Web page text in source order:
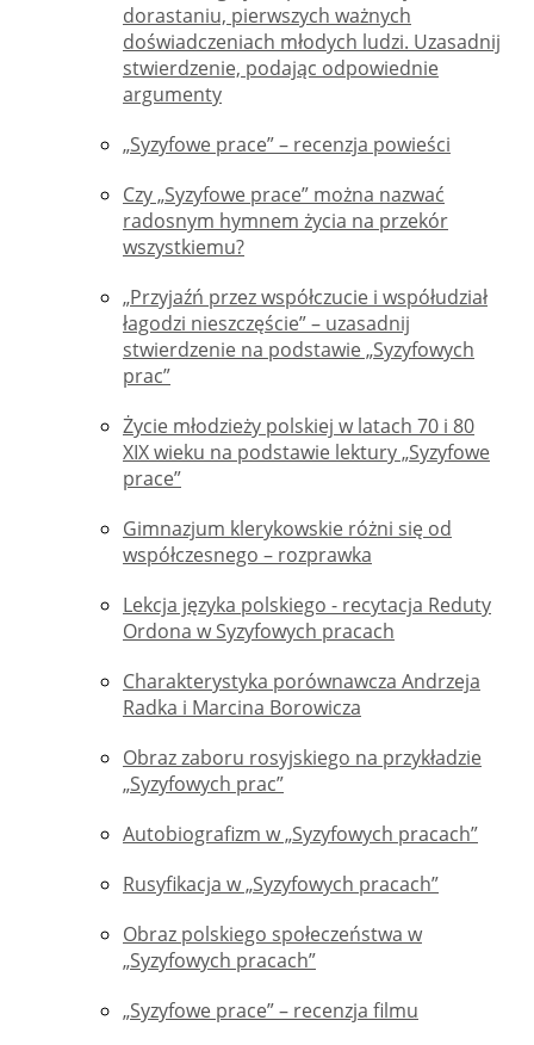
dorastaniu, pierwszych ważnych
doświadczeniach młodych ludzi. Uzasadnij
stwierdzenie, podając odpowiednie
argumenty
„Syzyfowe prace” – recenzja powieści
Czy „Syzyfowe prace” można nazwać
radosnym hymnem życia na przekór
wszystkiemu?
„Przyjaźń przez współczucie i współudział
łagodzi nieszczęście” – uzasadnij
stwierdzenie na podstawie „Syzyfowych
prac”
Życie młodzieży polskiej w latach 70 i 80
XIX wieku na podstawie lektury „Syzyfowe
prace”
Gimnazjum klerykowskie różni się od
współczesnego – rozprawka
Lekcja języka polskiego - recytacja Reduty
Ordona w Syzyfowych pracach
Charakterystyka porównawcza Andrzeja
Radka i Marcina Borowicza
Obraz zaboru rosyjskiego na przykładzie
„Syzyfowych prac”
Autobiografizm w „Syzyfowych pracach”
Rusyfikacja w „Syzyfowych pracach”
Obraz polskiego społeczeństwa w
„Syzyfowych pracach”
„Syzyfowe prace” – recenzja filmu